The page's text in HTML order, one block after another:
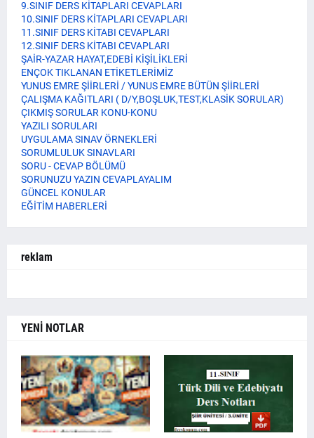
9.SINIF DERS KİTAPLARI CEVAPLARI
10.SINIF DERS KİTAPLARI CEVAPLARI
11.SINIF DERS KİTABI CEVAPLARI
12.SINIF DERS KİTABI CEVAPLARI
ŞAİR-YAZAR HAYAT,EDEBİ KİŞİLİKLERİ
ENÇOK TIKLANAN ETİKETLERİMİZ
YUNUS EMRE ŞİİRLERİ / YUNUS EMRE BÜTÜN ŞİİRLERİ
ÇALIŞMA KAĞITLARI ( D/Y,BOŞLUK,TEST,KLASİK SORULAR)
ÇIKMIŞ SORULAR KONU-KONU
YAZILI SORULARI
UYGULAMA SINAV ÖRNEKLERİ
SORUMLULUK SINAVLARI
SORU - CEVAP BÖLÜMÜ
SORUNUZU YAZIN CEVAPLAYALIM
GÜNCEL KONULAR
EĞİTİM HABERLERİ
reklam
YENİ NOTLAR